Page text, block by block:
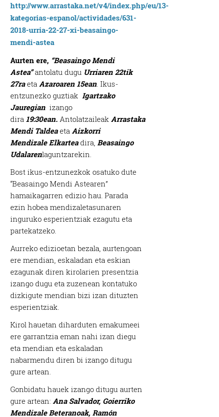
http://www.arrastaka.net/v4/index.php/eu/13-
kategorias-espanol/actividades/631-
2018-urria-22-27-xi-beasaingo-
mendi-astea
Aurten ere, “Beasaingo Mendi
Astea”antolatu dugu Urriaren 22tik
27raetaAzaroaren 15ean. Ikus-
entzunezko guztiakIgartzako
Jauregian izango
dira19:30ean. AntolatzaileakArrastaka
Mendi TaldeaetaAizkorri
Mendizale Elkarteadira,Beasaingo
Udalarenlaguntzarekin.
Bost ikus-entzunezkok osatuko dute
“Beasaingo Mendi Astearen”
hamaikagarren edizio hau. Parada
ezin hobea mendizaletasunaren
inguruko esperientziak ezagutu eta
partekatzeko.
Aurreko edizioetan bezala, aurtengoan
ere mendian, eskaladan eta eskian
ezagunak diren kirolarien presentzia
izango dugu eta zuzenean kontatuko
dizkigute mendian bizi izan dituzten
esperientziak.
Kirol hauetan diharduten emakumeei
ere garrantzia eman nahi izan diegu
eta mendian eta eskaladan
nabarmendu diren bi izango ditugu
gure artean.
Gonbidatu hauek izango ditugu aurten
gure artean:Ana Salvador, Goierriko
Mendizale Beteranoak, Ramón